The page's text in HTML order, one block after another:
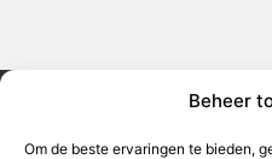
Beheer
Om de beste ervaringen te bieden,
Beroemdheden
Ons team Over ons Partners